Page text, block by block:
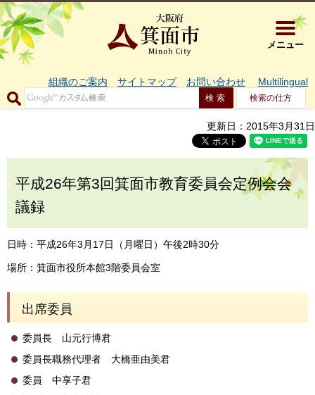
大阪府箕
メニュー
組織のご案内 サイトマップ お問い合わせ Multilingual
検索の仕方
更新日：2015年3月31日
平成26年第3回箕面市教育委員会定例会会
議録
日時：平成26年3月17日（月曜日）午後2時30分
場所：箕面市役所本館3階委員会室
出席委員
委員長 山元行博君
委員長職務代理者 大橋亜由美君
委員 中享子君